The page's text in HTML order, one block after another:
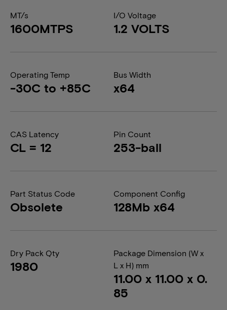
MT/s
1600MTPS
I/O Voltage
1.2 VOLTS
Operating Temp
-30C to +85C
Bus Width
x64
CAS Latency
CL = 12
Pin Count
253-ball
Part Status Code
Obsolete
Component Config
128Mb x64
Dry Pack Qty
1980
Package Dimension (W x
L x H) mm
11.00 x 11.00 x 0.
85